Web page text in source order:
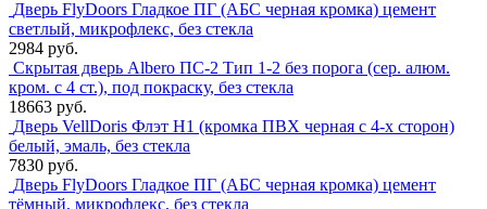
Дверь FlyDoors Гладкое ПГ (АБС черная кромка) цемент
светлый, микрофлекс, без стекла
2984 руб.
Скрытая дверь Albero ПС-2 Тип 1-2 без порога (сер. алюм.
кром. с 4 ст.), под покраску, без стекла
18663 руб.
Дверь VellDoris Флэт H1 (кромка ПВХ черная с 4-х сторон)
белый, эмаль, без стекла
7830 руб.
Дверь FlyDoors Гладкое ПГ (АБС черная кромка) цемент
тёмный, микрофлекс, без стекла